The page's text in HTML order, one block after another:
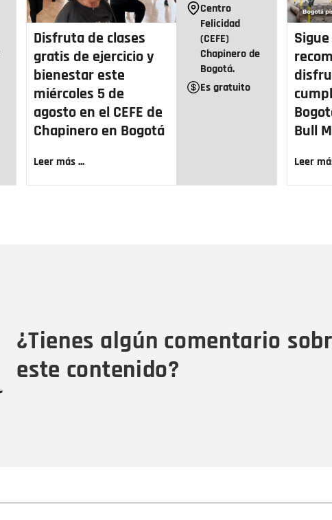
Disfruta de clases
gratis de ejercicio y
bienestar este
miércoles 5 de
agosto en el CEFE de
Chapinero en Bogotá
Leer más ...
Centro
Felicidad
(CEFE)
Chapinero de
Bogotá.
Es gratuito
Bull
Leer
¿Tienes algún comentario
este contenido?